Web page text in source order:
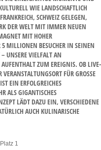
WIE LANDSCHAFTLICH R
SCHWEIZ GELEGEN, W
DER WELT MIT IMMER NEUEN SU
MIT HOHER IN
BESUCHER IN SEINEN BA
VIELFALT AN WE
ZUM EREIGNIS. OB LIVE-EV
FÜR GROSSE MED
ERFOLGREICHES FAM
GIGANTISCHES FRE
LÄDT DAZU EIN, VERSCHIEDENE LÄN
AUCH KULINARISCHE ERL
1